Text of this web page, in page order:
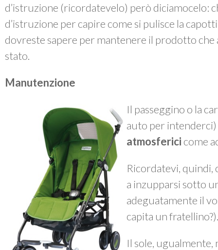
d’istruzione (ricordatevelo) però diciamocelo:
d’istruzione per capire come si pulisce la
dovreste sapere per mantenere il prodotto
stato.
Manutenzione
Il passeggino o la
auto per
atmosferici come
Ricordatevi, quindi,
a inzupparsi sotto
adeguatamente il
capita un fratellino?).
Il sole, ugualmente,